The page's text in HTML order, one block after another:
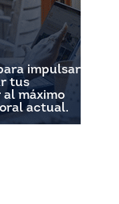
impulsar
tus
máximo
actual.